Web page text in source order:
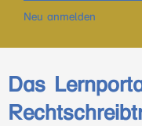
Neu anmelden
Das